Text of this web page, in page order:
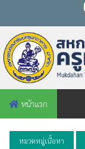
หน้าแรก
หมวดหมู่เนื้อหา